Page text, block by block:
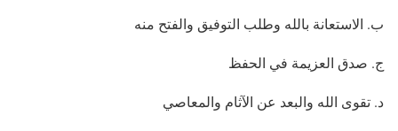
ب. الاستعانة بالله وطلب التوفيق والفتح منه
ج. صدق العزيمة في الحفظ
د. تقوى الله والبعد عن الآثام والمعاصي